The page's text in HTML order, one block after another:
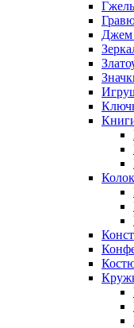
Гжель
Джем